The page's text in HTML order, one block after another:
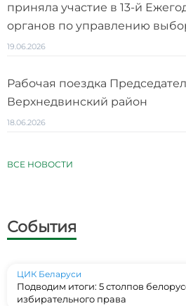
приняла участие в 13-й
органов по управлению
19.06.2026
Рабочая поездка
Верхнедвинский район
18.06.2026
ВСЕ НОВОСТИ
События
ЦИК Беларуси
Подводим итоги: 5 столпов
избирательного права